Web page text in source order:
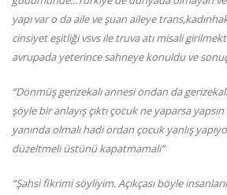
yapı var o da aile ve şuan aileye
cinsiyet eşitliği vsvs ile truva atı misali
avrupada yeterince sahneye konuldu ve
“Dönmüş gerizekalı annesi ondan da
şöyle bir anlayış çıktı çocuk ne yaparsa
yanında olmalı hadi ordan çocuk yanlış
düzeltmeli üstünü kapatmamali”
“Şahsi fikrimi söyliyim. Açıkçası böyle